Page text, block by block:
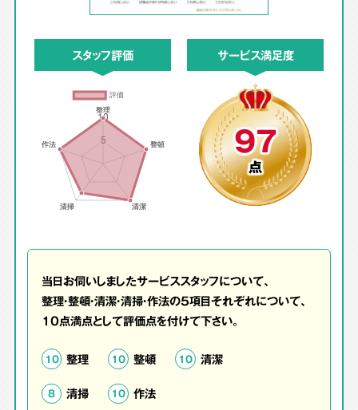
スタッフ評価 サービス満足度
97
点
当日お伺いしましたサービススタッフについて、
整理・整頓・清潔・清掃・作法の5項目それぞれについて、
10点満点として評価点を付けて下さい。
10 整理 10 整頓 10 清潔
8 清掃 10 作法